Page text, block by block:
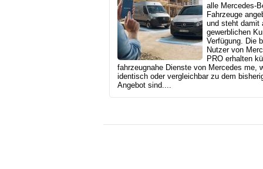
alle
Fahrzeuge
und steht damit
gewerblichen
Verfügung. Die
Nutzer von
PRO erhalten
fahrzeugnahe Dienste von Mercedes me,
identisch oder vergleichbar zu dem
Angebot sind....